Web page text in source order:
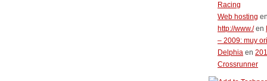
Racing
Web hosting
http://www./en
– 2009: muy
Delphia en
Crossrunner